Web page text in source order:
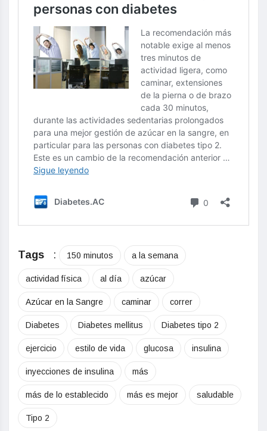
Tags : 150 minutos a la semana
actividad física al día azúcar
Azúcar en la Sangre caminar correr
Diabetes Diabetes mellitus Diabetes tipo 2
ejercicio estilo de vida glucosa insulina
inyecciones de insulina más
más de lo establecido más es mejor saludable
Tipo 2